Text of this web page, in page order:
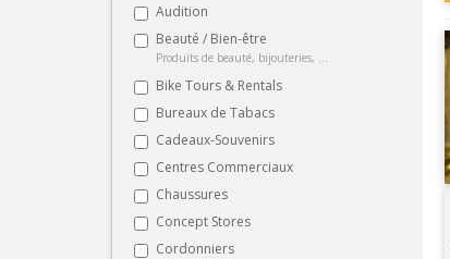
Audition
Beauté / Bien-être
Produits de beauté, bijouteries, ...
Bike Tours & Rentals
Bureaux de Tabacs
Cadeaux-Souvenirs
Centres Commerciaux
Chaussures
Concept Stores
Cordonniers